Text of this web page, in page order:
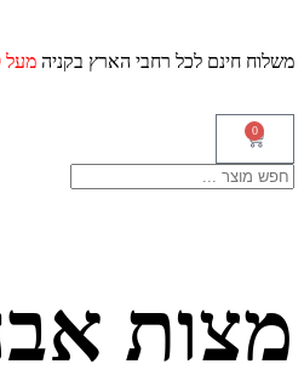
משלוח חינם לכל רחבי הארץ בקניה מעל 799 ש"ח
0
מצות